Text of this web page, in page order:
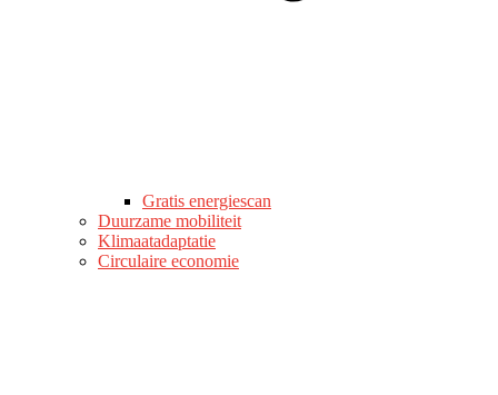
Gratis energiescan
Duurzame mobiliteit
Klimaatadaptatie
Circulaire economie